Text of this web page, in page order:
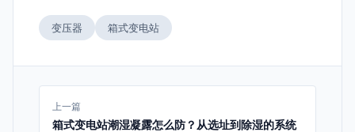
变压器 箱式变电站
上一篇
箱式变电站潮湿凝露怎么防？从选址到除湿的系统